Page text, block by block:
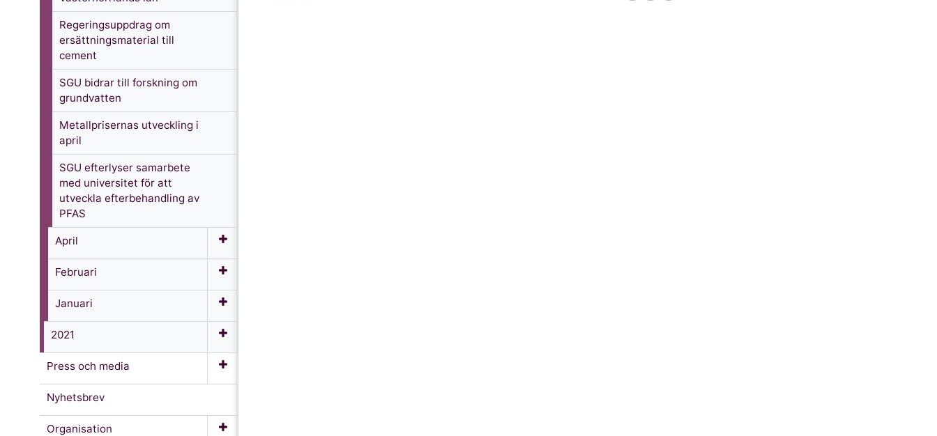
Regeringsuppdrag om
ersättningsmaterial till
cement
SGU bidrar till forskning om
grundvatten
Metallprisernas utveckling i
april
SGU efterlyser samarbete
med universitet för att
utveckla efterbehandling av
PFAS
April
Februari
Januari
2021
Press och media
Nyhetsbrev
Organisation